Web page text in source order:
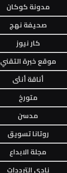
مدونة كوكان
صحيفة نهج
كار نيوز
موقع خبرة التقني
أناقة أنثى
متورخ
مدسن
روتانا تسويق
مجلة الابداع
نادي الترددات